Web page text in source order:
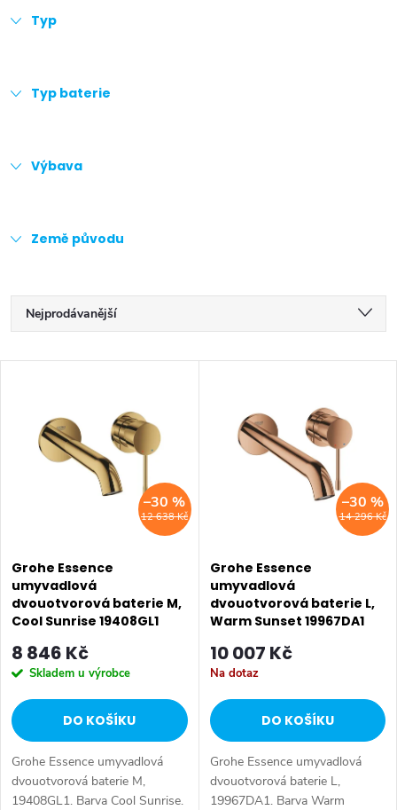
Typ
Typ baterie
Výbava
Země původu
Ř
a
p
r
o
d
u
k
t
Nejprodávanější
Nejdražší
Abecedně
p
r
o
d
u
k
12 638 Kč
–30 %
Grohe Essence
umyvadlová
dvouotvorová baterie M,
Cool Sunrise 19408GL1
8 846 Kč
Skladem u výrobce
DO KOŠÍKU
Grohe Essence umyvadlová
dvouotvorová baterie M,
19408GL1. Barva Cool Sunrise.
14 296 Kč
–30 %
Grohe Essence
umyvadlová
dvouotvorová baterie L,
Warm Sunset 19967DA1
10 007 Kč
Na dotaz
DO KOŠÍKU
Grohe Essence umyvadlová
dvouotvorová baterie L,
19967DA1. Barva Warm